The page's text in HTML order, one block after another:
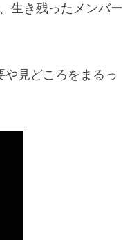
生き残ったメンバー
見どころをまるっ